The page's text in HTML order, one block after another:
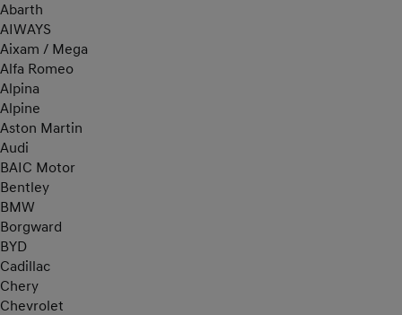
Abarth
AIWAYS
Aixam / Mega
Alfa Romeo
Alpina
Alpine
Aston Martin
Audi
BAIC Motor
Bentley
BMW
Borgward
BYD
Cadillac
Chery
Chevrolet